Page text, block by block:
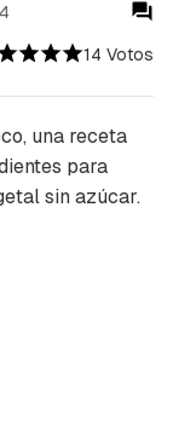
14 Votos
una receta
para
sin azúcar.